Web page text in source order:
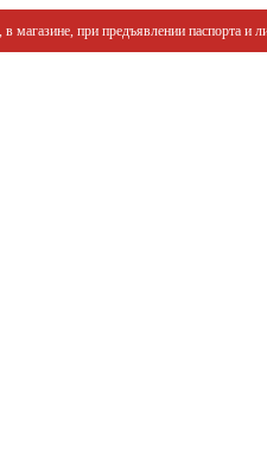
при предъявлении паспорта и